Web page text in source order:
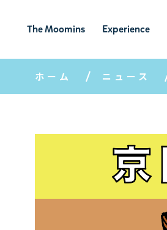
The Moomins
ムーミンの
世界
Experience
ムーミンの世
界を楽しむ
ホーム ニュース